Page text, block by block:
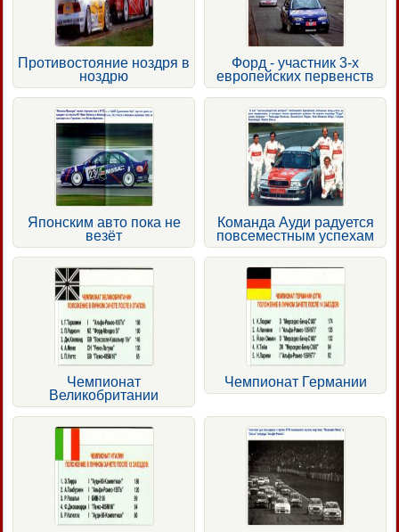
Противостояние ноздря в
ноздрю
Форд - участник 3-х
европейских первенств
Японским авто пока не
везёт
Команда Ауди радуется
повсеместным успехам
Чемпионат
Великобритании
Чемпионат Германии